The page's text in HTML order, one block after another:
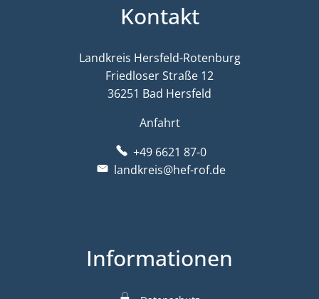
Kontakt
Landkreis Hersfeld-Rotenburg
Friedloser Straße 12
36251 Bad Hersfeld
Anfahrt
+49 6621 87-0
landkreis@hef-rof.de
Informationen